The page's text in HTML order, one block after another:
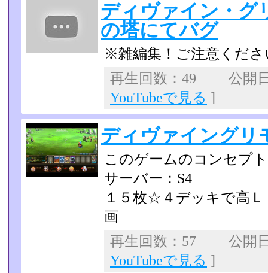
ディヴァイン・
の塔にてバグ
※雑編集！ご注意くださ
再生回数：49 公開
YouTubeで見る ]
ディヴァイングリ
このゲームのコンセプ
サーバー：S4
１５枚☆４デッキで高
画
再生回数：57 公開
YouTubeで見る ]